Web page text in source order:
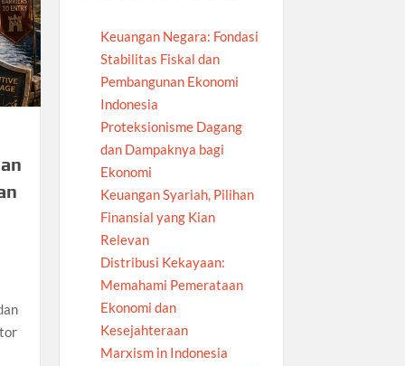
Keuangan Negara: Fondasi
Stabilitas Fiskal dan
Pembangunan Ekonomi
Indonesia
Proteksionisme Dagang
dan Dampaknya bagi
Ekonomi
Keuangan Syariah, Pilihan
Finansial yang Kian
Relevan
Distribusi Kekayaan:
Memahami Pemerataan
Ekonomi dan
Kesejahteraan
Marxism in Indonesia